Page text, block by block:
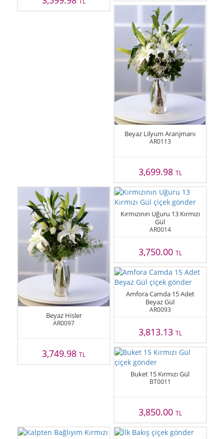
Beyaz Lilyum Aranjmanı
AR0113
3,699.98 TL
Beyaz Hisler
AR0097
3,749.98TL
Kırmızının Uğuru 13 Kırmızı
Gül
AR0014
3,750.00 TL
Amfora Camda 15 Adet
Beyaz Gül
AR0093
3,813.13 TL
Buket 15 Kırmızı Gül
BT0011
3,850.00 TL